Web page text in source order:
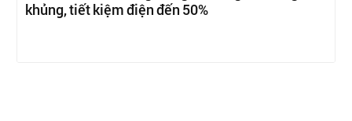
khủng, tiết kiệm điện đến 50%